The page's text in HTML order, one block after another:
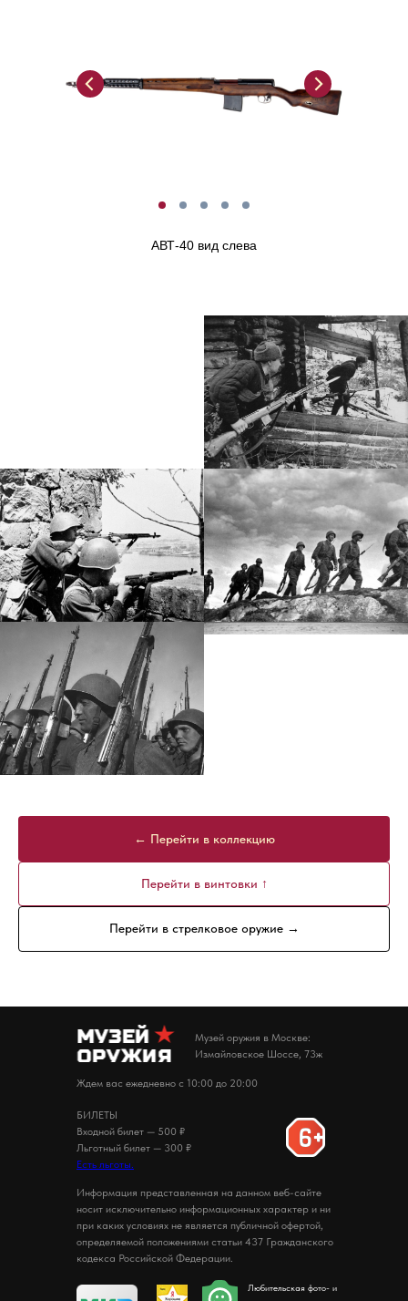
АВТ-40 вид слева
← Перейти в коллекцию
Перейти в винтовки ↑
Перейти в стрелковое оружие →
Музей оружия в Москве:
Измайловское Шоссе, 73ж
Информация представленная на данном веб-сайте
носит исключительно информационных характер и ни
при каких условиях не является публичной офертой,
определяемой положениями статьи 437 Гражданского
кодекса Российской Федерации.
Ждем вас ежедневно с 10:00 до 20:00
БИЛЕТЫ
Входной билет — 500 ₽
Льготный билет — 300 ₽
Есть льготы.
Любительская фото- и